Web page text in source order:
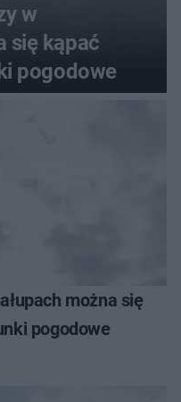
w
się kąpać
pogodowe
można się
pogodowe